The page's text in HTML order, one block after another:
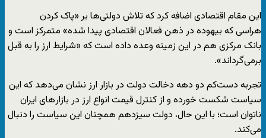
این مقام اقتصادی اضافه کرد که تلاش دولتی‌ها بر «پاک کردن
هراسی که بیهوده در ذهن فعالان اقتصادی پیدا شده» متمرکز است و
بانک مرکزی هم در این زمینه وعده داده است که «شرایط ارز را به قبل
برمی‌گرداند».
تجربه دست‌کم دو دهه دخالت دولت در بازار ارز نشان می‌دهد که این
سیاست شکست‌ خورده و از کنترل قیمت انواع ارز در بازار‌های ایران
ناتوان است؛ با این حال، دولت سیزدهم همچنان این سیاست را دنبال
می‌کند.